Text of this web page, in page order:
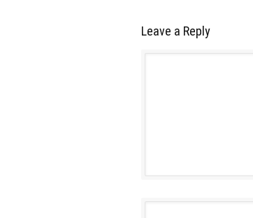
Leave a Reply